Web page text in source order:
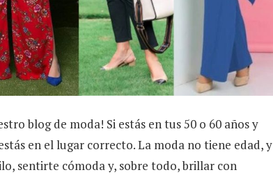
blog de moda! Si estás en tus 50 o 60 años y
en el lugar correcto. La moda no tiene edad, y
sentirte cómoda y, sobre todo, brillar con